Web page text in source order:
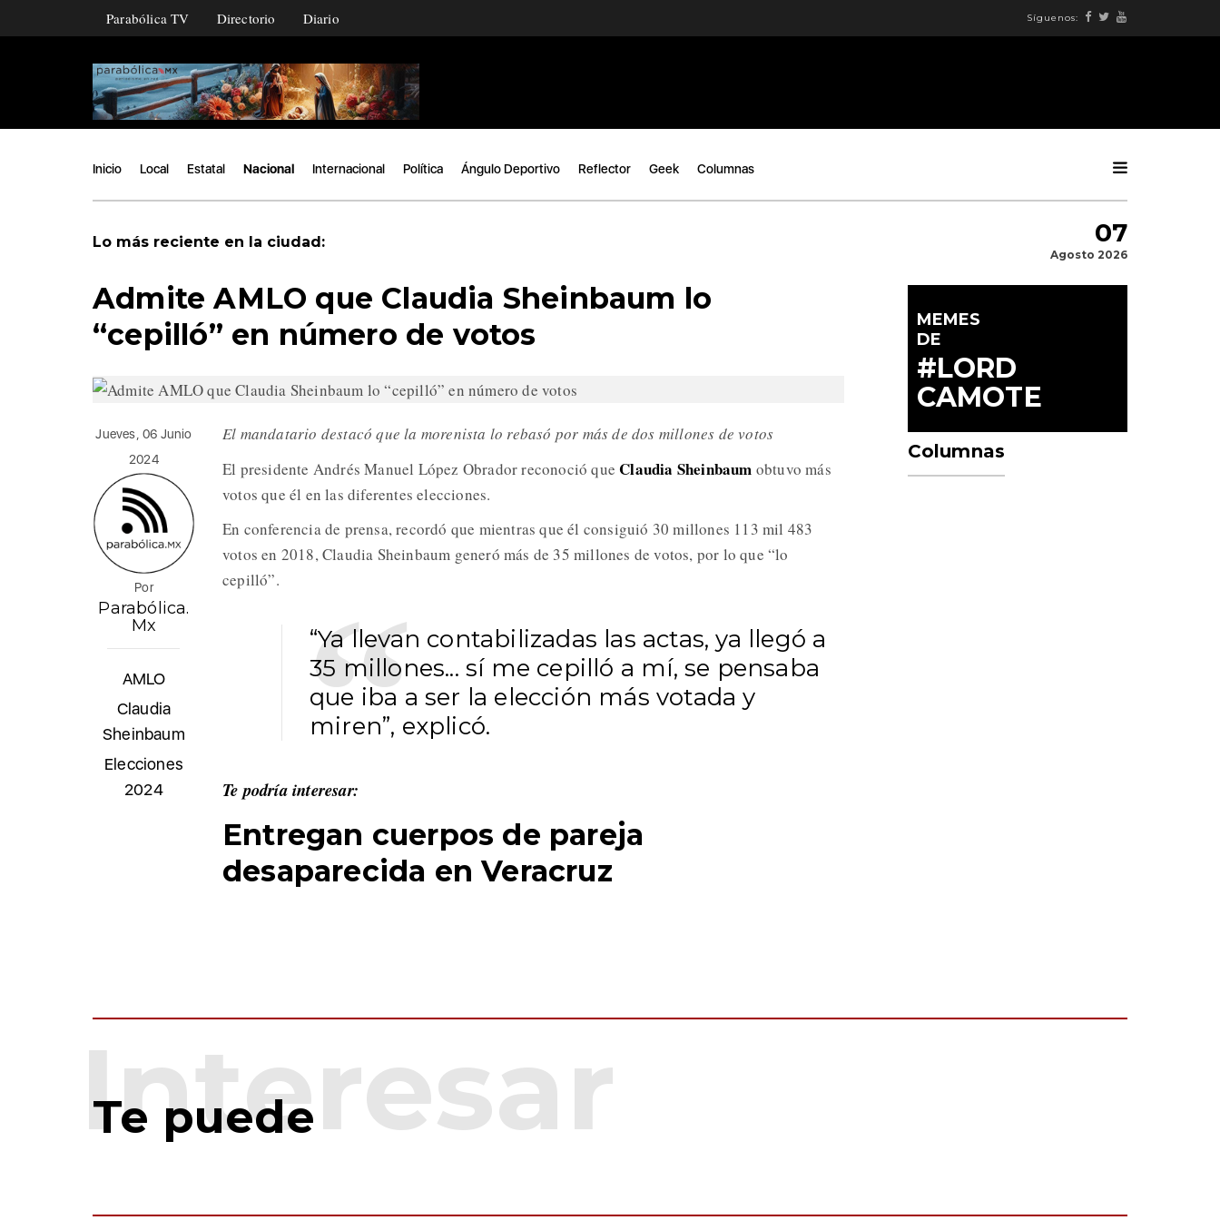
Parabólica TV Directorio Diario Síguenos:
Inicio Local Estatal Nacional Internacional Política Ángulo Deportivo Reflector Geek Columnas
Lo más reciente en la ciudad: 07
Agosto 2026
Admite AMLO que Claudia Sheinbaum lo
“cepilló” en número de votos
Jueves, 06 Junio
2024
Por
Parabólica.
Mx
AMLO
Claudia
Sheinbaum
Elecciones
2024
El mandatario destacó que la morenista lo rebasó por más de dos millones de votos
El presidente Andrés Manuel López Obrador reconoció queClaudia Sheinbaum obtuvo más
votos que él en las diferentes elecciones.
En conferencia de prensa, recordó que mientras que él consiguió 30 millones 113 mil 483
votos en 2018, Claudia Sheinbaum generó más de 35 millones de votos, por lo que “lo
cepilló”.
“Ya llevan contabilizadas las actas, ya llegó a
35 millones... sí me cepilló a mí, se pensaba
que iba a ser la elección más votada y
miren”, explicó.
Te podría interesar:
Entregan cuerpos de pareja
desaparecida en Veracruz
MEMES
DE
#LORD
CAMOTE
Columnas
Te puede